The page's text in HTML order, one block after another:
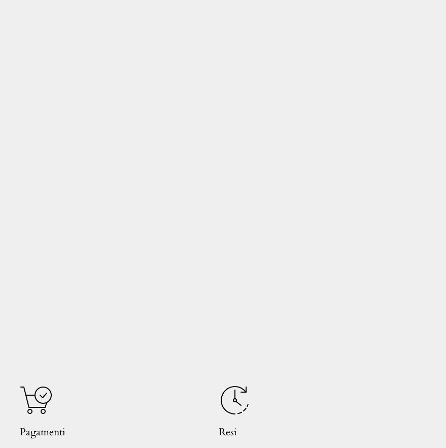
Pagamenti Resi